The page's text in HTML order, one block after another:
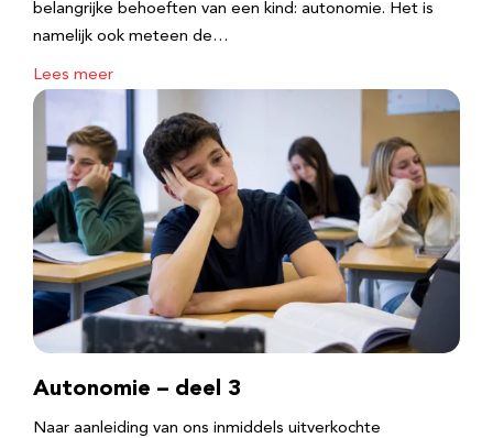
belangrijke behoeften van een kind: autonomie. Het is
namelijk ook meteen de…
Lees meer
Autonomie – deel 3
Naar aanleiding van ons inmiddels uitverkochte